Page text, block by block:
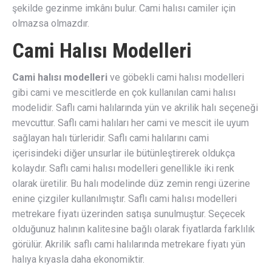
şekilde gezinme imkânı bulur. Cami halısı camiler için
olmazsa olmazdır.
Cami Halısı Modelleri
Cami halısı modelleri ve göbekli cami halısı modelleri
gibi cami ve mescitlerde en çok kullanılan cami halısı
modelidir. Saflı cami halılarında yün ve akrilik halı seçeneği
mevcuttur. Saflı cami halıları her cami ve mescit ile uyum
sağlayan halı türleridir. Saflı cami halılarını cami
içerisindeki diğer unsurlar ile bütünleştirerek oldukça
kolaydır. Saflı cami halısı modelleri genellikle iki renk
olarak üretilir. Bu halı modelinde düz zemin rengi üzerine
enine çizgiler kullanılmıştır. Saflı cami halısı modelleri
metrekare fiyatı üzerinden satışa sunulmuştur. Seçecek
olduğunuz halının kalitesine bağlı olarak fiyatlarda farklılık
görülür. Akrilik saflı cami halılarında metrekare fiyatı yün
halıya kıyasla daha ekonomiktir.